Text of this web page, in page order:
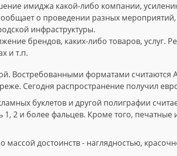
имиджа какой-либо компании,
о проведении разных
инфраструктуры.
брендов, каких-либо товаров, услуг.
и т.п.
Востребованными форматами считаются
Сегодня распространение получил
буклетов и другой полиграфии
2 и более фальцев. Кроме того,
достоинств - наглядностью,